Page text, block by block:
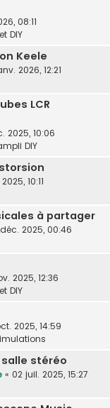
08:11
DIY
Keele
2026, 12:21
LCR
2025, 10:06
DIY
10:11
à partager
déc. 2025, 00:46
2025, 12:36
DIY
2025, 14:59
stéréo
« 02 juil. 2025, 15:27